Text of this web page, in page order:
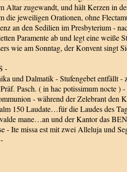
Altar zugewandt, und hält Kerzen in
die jeweiligen Orationen, ohne
an den Sedilien im Presbyterium -
Paramente ab und legt eine weiße
wie am Sonntag, der Konvent
-
und Dalmatik - Stufengebet entfällt
Pasch. ( in hac potissimum nocte
- während der Zelebrant
150 Laudate…für die Laudes des
mane…an und der Kantor das
- Ite missa est mit zwei Alleluja und